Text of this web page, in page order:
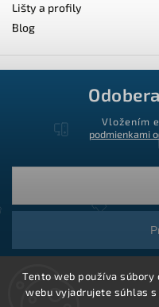
Tento web používa
webu vyjadrujete súhlas
Lišty a profily
Blog
Vložením
podmienkami